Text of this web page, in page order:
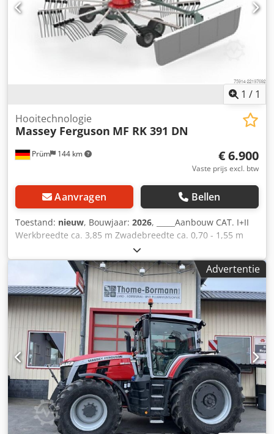
€10.300,00 Brutoprijs: €12.257,00 Opslaglocatie: niet
vermeld
1 / 1
Prüm 144 km
Hooitechnologie
Massey Ferguson MF RK 391 DN
€ 6.900
Vaste prijs excl. btw
Aanvragen Bellen
Toestand: nieuw, Bouwjaar: 2026, _____Aanbouw CAT. I+II
Werkbreedte ca. 3,85 m Zwadebreedte ca. 0,70 - 1,55 m
Transportbreedte ca. (zonder tandendragers) 1,68 m
Transportlengte ca. 2,34 m Rotordiameter 2,96 m Aantal
tandarmen per rotor 10 Crsdpfozgqq Rsx Am Eof Dubbele
tanden per arm 4 Banden rotoronderstel 2x 16/6.50-8
tandem-as Speciale uitrusting Benodigde
vermogensbehoefte ca. kW/pk 20/27 Benodigde
hydraulische aansluitingen – Hoogteverstelling rotor
mechanisch Aftakastoerental omw/min 540 Aandrijfas met
overbelastingsbeveiliging (ster-ratel) Aandrijfasprofiel 1
3/8" 6-delig Waarschuwingsborden speciale uitrusting
Verlichting speciale uitrusting Gewicht ca. 520 kg Speciale
uitrusting: - Set waarschuwingsborden met LED-verlichting
- 1 set tandemassen met wielen 16/6.50-8 Intern nummer
14393 Nettoprijs: €6.900,00 Brutoprijs: €8.211,00 Locatie
voorraad: niet opgegeven
Advertentie